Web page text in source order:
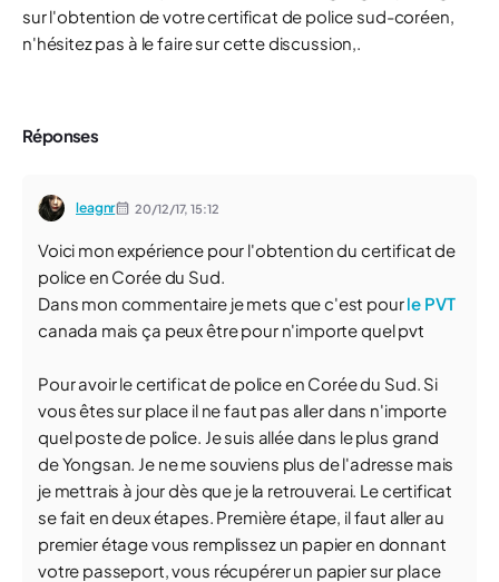
sur l'obtention de votre certificat de police sud-coréen,
n'hésitez pas à le faire sur cette discussion,.
Réponses
leagnr 20/12/17,15:12
Voici mon expérience pour l'obtention du certificat de
police en Corée du Sud.
Dans mon commentaire je mets que c'est pourle PVT
canada mais ça peux être pour n'importe quel pvt
Pour avoir le certificat de police en Corée du Sud. Si
vous êtes sur place il ne faut pas aller dans n'importe
quel poste de police. Je suis allée dans le plus grand
de Yongsan. Je ne me souviens plus de l'adresse mais
je mettrais à jour dès que je la retrouverai. Le certificat
se fait en deux étapes. Première étape, il faut aller au
premier étage vous remplissez un papier en donnant
votre passeport, vous récupérer un papier sur place